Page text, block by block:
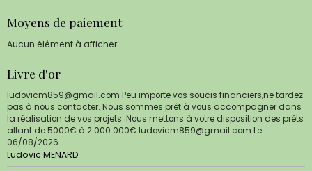
Moyens de paiement
Aucun élément à afficher
Livre d'or
ludovicm859@gmail.com Peu importe vos soucis financiers,ne tardez
pas à nous contacter. Nous sommes prêt à vous accompagner dans
la réalisation de vos projets. Nous mettons à votre disposition des prêts
allant de 5000€ à 2.000.000€ ludovicm859@gmail.com Le
06/08/2026
Ludovic MENARD